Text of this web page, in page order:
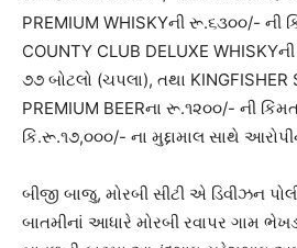
PREMIUM WHISKYની રૂ.૬૩૦૦/- ની
COUNTY CLUB DELUXE
૭૭ બોટલો (ચપલા), તથા KINGFISHER
PREMIUM BEERના રૂ.૧૨૦૦/- ની
કિં.રૂ.૧૭,૦૦૦/- ના મુદ્દામાલ સાથે
બીજી બાજુ, મોરબી સીટી એ ડિવીઝન
બાતમીનાં આધારે મોરબી રવાપર ગામ